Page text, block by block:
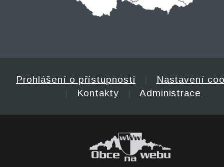
Prohlášení o přístupnosti
Nastavení
Kontakty Administrace